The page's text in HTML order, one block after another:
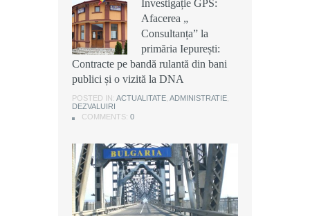
Investigație GPS:
Afacerea „
Consultanța” la
primăria Iepurești:
Contracte pe bandă rulantă din bani
publici și o vizită la DNA
POSTED IN: ACTUALITATE ADMINISTRATIE
DEZVALUIRI
COMMENTS: 0
Investigație GPS:
Afacerea „
Consultanța” la
primăria Iepurești:
Contracte pe bandă rulantă din bani
publici și o vizită la DNA
POSTED IN: ACTUALITATE ADMINISTRATIE
DEZVALUIRI
COMMENTS: 0
Investigație GPS:
Afacerea „
Consultanța” la
primăria Iepurești:
Contracte pe bandă rulantă din bani
publici și o vizită la DNA
POSTED IN: ACTUALITATE ADMINISTRATIE
DEZVALUIRI
COMMENTS: 0